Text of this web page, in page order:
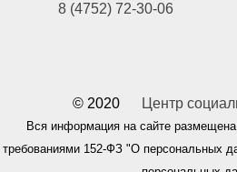
8 (4752) 72-30-06
© 2020 Центр
Вся информация на сайте размещена
требованиями 152-ФЗ "О персональных